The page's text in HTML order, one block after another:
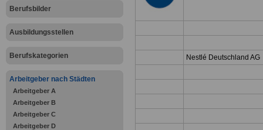
Berufsbilder
Ausbildungsstellen
Berufskategorien
Arbeitgeber nach Städten
Arbeitgeber A
Arbeitgeber B
Arbeitgeber C
Arbeitgeber D
Nestlé Deutschland AG